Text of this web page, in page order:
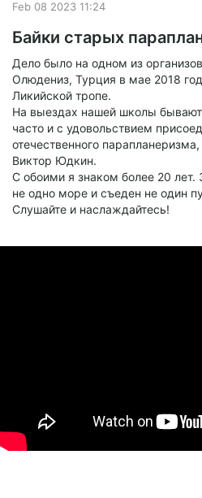
Feb 08 2023 11:24
Байки старых
Дело было на одном из
Олюдениз, Турция в мае 2018
Ликийской тропе.
На выездах нашей школы
часто и с удовольствием
отечественного
Виктор Юдкин.
С обоими я знаком более 20
не одно море и съеден не один
Слушайте и наслаждайтесь!